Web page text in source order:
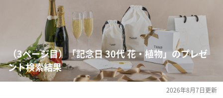
（3ページ目）「記念日 30代 花・植物」のプレゼ
ント検索結果
2026年8月7日更新